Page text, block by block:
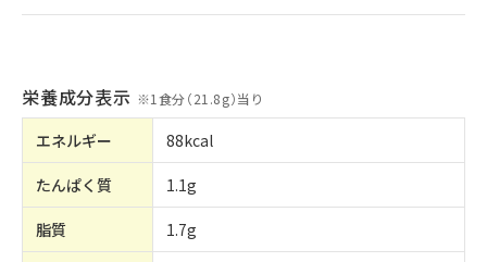
栄養成分表示 ※1食分（21.8g）当り
エネルギー 88kcal
たんぱく質 1.1g
脂質 1.7g